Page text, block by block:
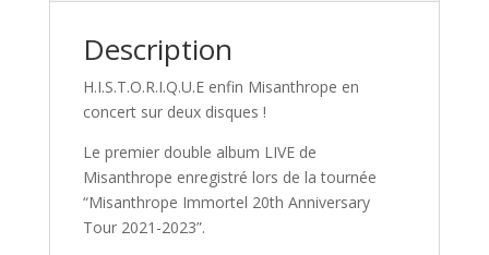
Description
H.I.S.T.O.R.I.Q.U.E enfin Misanthrope en
concert sur deux disques !
Le premier double album LIVE de
Misanthrope enregistré lors de la tournée
“Misanthrope Immortel 20th Anniversary
Tour 2021-2023”.